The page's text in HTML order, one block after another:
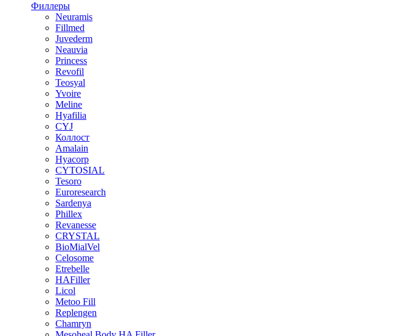
Филлеры
Neuramis
Fillmed
Juvederm
Neauvia
Princess
Revofil
Teosyal
Yvoire
Meline
Hyafilia
CYJ
Коллост
Amalain
Hyacorp
CYTOSIAL
Tesoro
Euroresearch
Sardenya
Phillex
Revanesse
CRYSTAL
BioMialVel
Celosome
Etrebelle
HAFiller
Licol
Metoo Fill
Replengen
Chamryn